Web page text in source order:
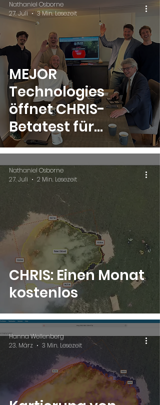
DroneControl
MEJOR
Technologies
öffnet CHRIS-
Betatest für
Ersthelfer und
Einsatzteams
Nathaniel Osborne
27. Juli
3 Min. Lesezeit
CHRIS: Einen Monat
kostenlos
Nathaniel Osborne
27. Juli
2 Min. Lesezeit
Hanna Wellenberg
23. März
3 Min. Lesezeit